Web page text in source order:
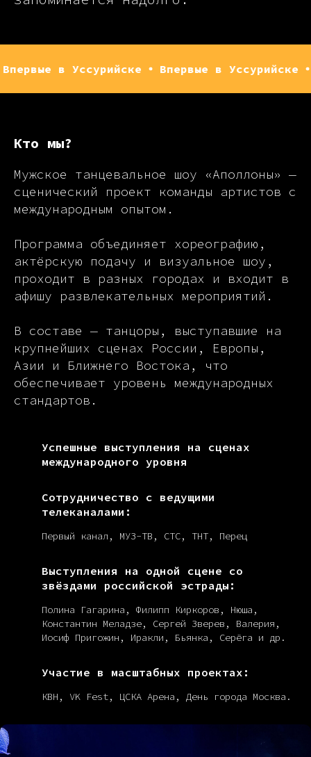
в Уссурийске Впервые в Уссурийске
Кто мы?
Мужское танцевальное шоу «Аполлоны» —
сценический проект команды артистов с
международным опытом.
Программа объединяет хореографию,
актёрскую подачу и визуальное шоу,
проходит в разных городах и входит в
афишу развлекательных мероприятий.
В составе — танцоры, выступавшие на
крупнейших сценах России, Европы,
Азии и Ближнего Востока, что
обеспечивает уровень международных
стандартов.
Успешные выступления на сценах
международного уровня
Сотрудничество с ведущими
телеканалами:
Первый канал, МУЗ-ТВ, СТС, ТНТ, Перец
Выступления на одной сцене со
звёздами российской эстрады:
Полина Гагарина, Филипп Киркоров, Нюша,
Константин Меладзе, Сергей Зверев, Валерия,
Иосиф Пригожин, Иракли, Бьянка, Серёга и др.
Участие в масштабных проектах:
КВН, VK Fest, ЦСКА Арена, День города Москва.